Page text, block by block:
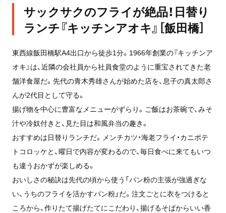
サックサクのフライが絶品！日替り
ランチ『キッチンアオキ』［飯田橋］
東西線飯田橋駅A4出口から徒歩1分。1966年創業の『キッチンア
オキ』は、近隣の会社員から社員食堂のように重宝されてきた老
舗洋食屋だ。先代の青木秀雄さんが始めた店を、息子の真太郎さ
んが2代目として守る。
揚げ物を中心に豊富なメニューがずらり。ご飯はお茶碗で、みそ
汁や冷奴付きと、見た目は和風弁当の趣き。
おすすめは日替りランチだ。メンチカツ・海老フライ・カニポテ
トコロッケと、曜日で内容が変わるので、毎日食べに来てもいつ
も違うおかずが楽しめる。
おいしさの秘訣は先代の頃から使う「パン粉の主張が強過ぎな
い、うちのフライを活かすパン粉」だ。注文ごとに衣をつけると
ころから、作りたて揚げたてにこだわり、揚げるそばからいい香